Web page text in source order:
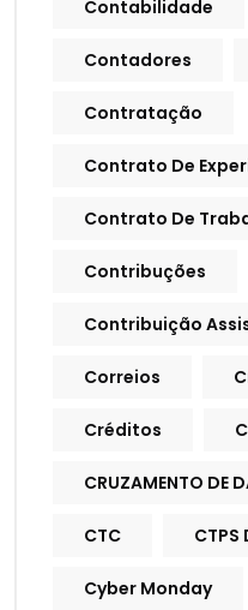
Contabilidade
Contadores
Contratação
Contrato De
Contrato De
Contribuções
Contribuição
Correios
Créditos
CRUZAMENTO DE
CTC
Cyber Monday